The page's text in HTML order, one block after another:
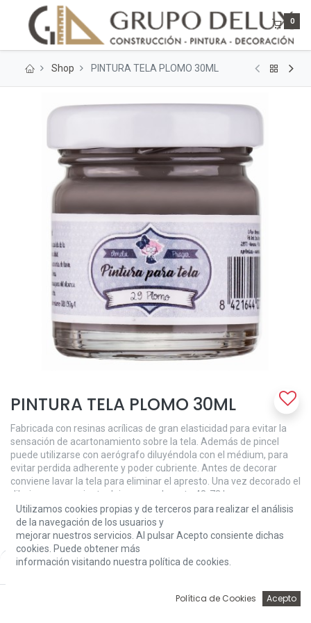
Price:
Add to Cart
0
Shop PINTURA TELA PLOMO 30ML
PINTURA TELA PLOMO 30ML
Fabricada con resinas acrílicas de gran elasticidad para evitar la
sensación de acartonamiento sobre la tela. Además de pincel
puede utilizarse con aerógrafo diluyéndola con el médium, para
evitar perdida adherente y poder cubriente. Antes de decorar
conviene lavar la tela para eliminar el apresto. Una vez decorado el
dibujo es conveniente dejar secar durante 48-72 horas para que
quede la pintura totalmente seca y poder lavar la prenda. La
pintura para tela Amelie es altamente resistente al lavado a mano
o máquina.
3,24€
Utilizamos cookies propias y de terceros para realizar el análisis
de la navegación de los usuarios y
mejorar nuestros servicios. Al pulsar Acepto consiente dichas
cookies. Puede obtener más
información visitando nuestra política de cookies.
Política de Cookies Acepto